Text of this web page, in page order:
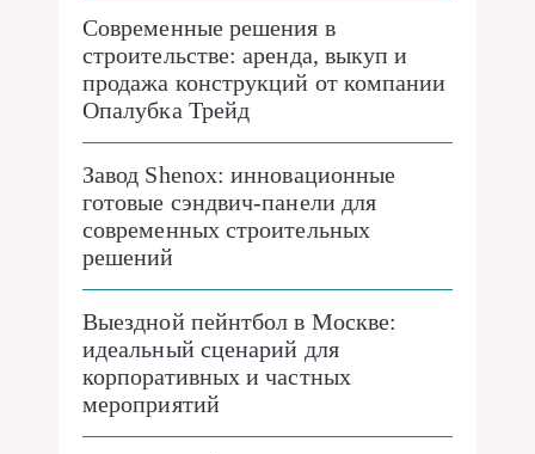
Современные решения в
строительстве: аренда, выкуп и
продажа конструкций от компании
Опалубка Трейд
Завод Shenox: инновационные
готовые сэндвич-панели для
современных строительных
решений
Выездной пейнтбол в Москве:
идеальный сценарий для
корпоративных и частных
мероприятий